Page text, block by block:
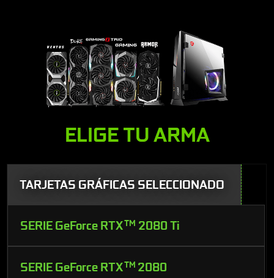
ELIGE TU ARMA
TARJETAS GRÁFICAS SELECCIONADO
SERIE GeForce RTXTM 2080 Ti
SERIE GeForce RTXTM 2080